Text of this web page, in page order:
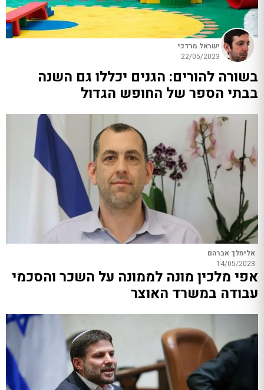
ישראל מרדכי
22/05/2023
בשורה להורים: הגנים יכללו גם השנה
בבתי הספר של החופש הגדול
אלימלך אברהם
14/05/2023
אפי מלכין מונה לממונה על השכר והסכמי
עבודה במשרד האוצר